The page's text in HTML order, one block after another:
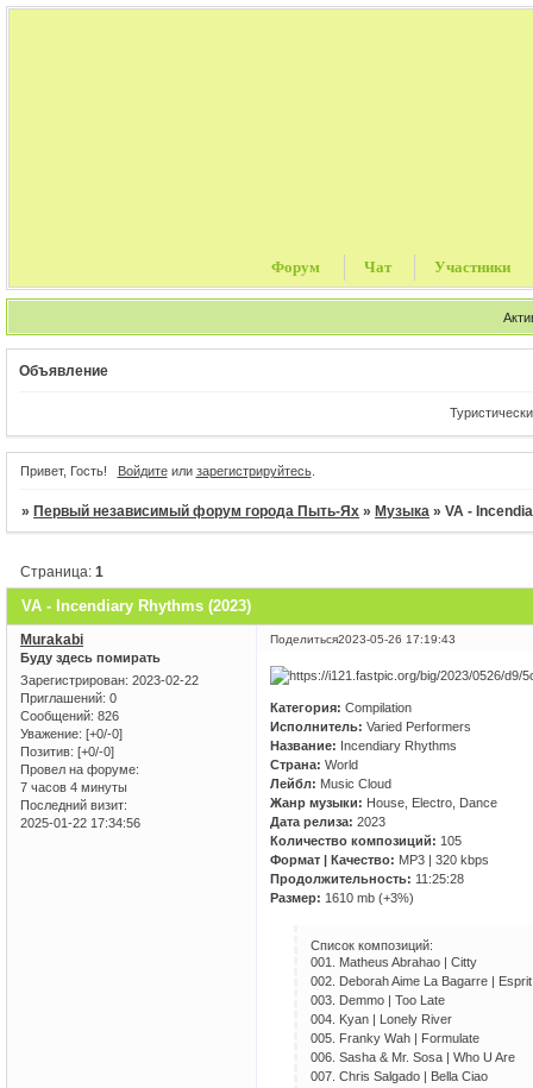
Форум Чат Участники
Объявление
Туристические
Привет, Гость! Войдитеили зарегистрируйтесь.
»Первый независимый форум города Пыть-Ях »Музыка »VA -
VA - Incendiary Rhythms (2023)
Страница:1
Поделиться2023-05-26 17:19:43
Murakabi
Буду здесь помирать
Зарегистрирован: 2023-02-22
Приглашений: 0
Сообщений: 826
Уважение: [+0/-0]
Позитив: [+0/-0]
Провел на форуме:
7 часов 4 минуты
Последний визит:
2025-01-22 17:34:56
Категория: Compilation
Исполнитель: Varied Performers
Название: Incendiary Rhythms
Страна: World
Лейбл: Music Cloud
Жанр музыки: House, Electro, Dance
Дата релиза: 2023
Количество композиций: 105
Формат | Качество: MP3 | 320 kbps
Продолжительность: 11:25:28
Размер: 1610 mb (+3%)
Список композиций:
001. Matheus Abrahao | Citty
002. Deborah Aime La Bagarre |
003. Demmo | Too Late
004. Kyan | Lonely River
005. Franky Wah | Formulate
006. Sasha & Mr. Sosa | Who U Are
007. Chris Salgado | Bella Ciao